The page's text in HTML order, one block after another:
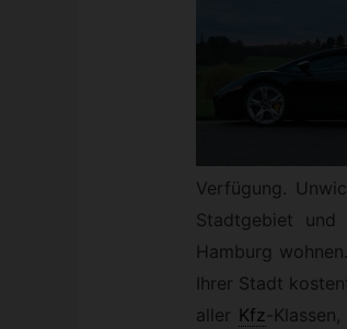
Verfügung.
Stadtgebiet
Hamburg
Ihrer Stadt
aller Kfz